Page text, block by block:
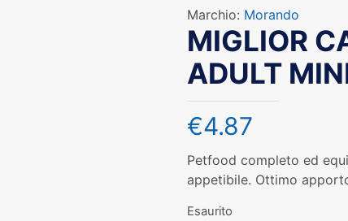
Marchio: Morando
MIGLIOR
ADULT
€4.87
Petfood completo ed
appetibile. Ottimo
Esaurito